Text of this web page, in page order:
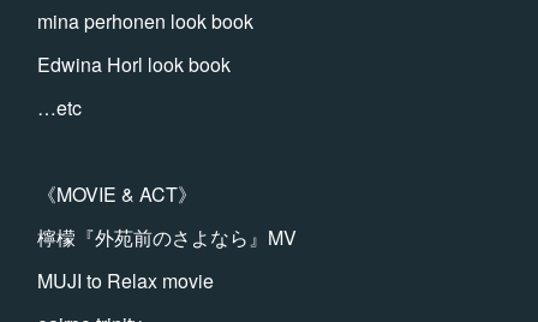
mina perhonen look book
Edwina Horl look book
…etc
《MOVIE & ACT》
檸檬『外苑前のさよなら』MV
MUJI to Relax movie